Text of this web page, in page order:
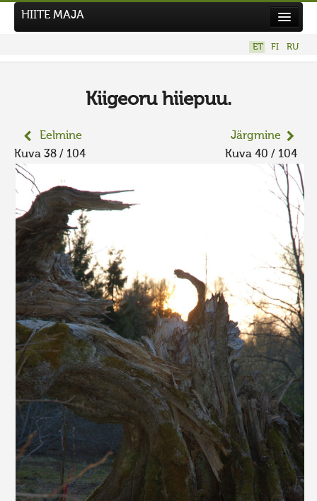
Tegutse
Kuvavõistlused
UUS KUVAVÕISTLUS
Hiite kuvavõistlus 2026
VANEMAD KUVAVÕISTLUSED
Kontakt
HIITE MAJA
ET FI RU
Kiigeoru hiiepuu.
Eelmine
Kuva 38 / 104
Järgmine
Kuva 40 / 104